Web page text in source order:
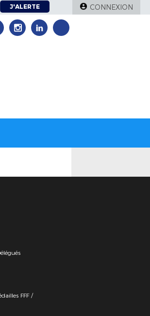
J'ALERTE CONNEXION
FFF /